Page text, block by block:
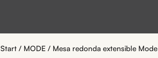
Start / MODE / Mesa redonda extensible Mode